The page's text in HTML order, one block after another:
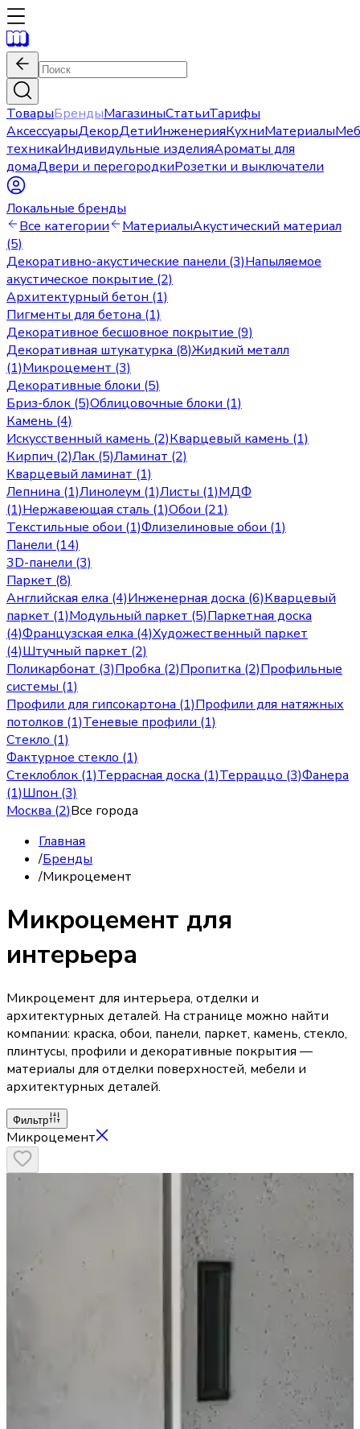
ТоварыБрендыМагазиныСтатьиТарифы
АксессуарыДекорДетиИнженерияКухниМатериалы
техникаИндивидульные изделияАроматы для
домаДвери и перегородкиРозетки и выключатели
Локальные бренды
Все категории
МатериалыАкустический материал
(5)
Декоративно-акустические панели (3)Напыляемое
акустическое покрытие (2)
Архитектурный бетон (1)
Пигменты для бетона (1)
Декоративное бесшовное покрытие (9)
Декоративная штукатурка (8)Жидкий металл
(1)Микроцемент (3)
Декоративные блоки (5)
Бриз-блок (5)Облицовочные блоки (1)
Камень (4)
Искусственный камень (2)Кварцевый камень (1)
Кирпич (2)Лак (5)Ламинат (2)
Кварцевый ламинат (1)
Лепнина (1)Линолеум (1)Листы (1)МДФ
(1)Нержавеющая сталь (1)Обои (21)
Текстильные обои (1)Флизелиновые обои (1)
Панели (14)
3D-панели (3)
Паркет (8)
Английская елка (4)Инженерная доска (6)Кварцевый
паркет (1)Модульный паркет (5)Паркетная доска
(4)Французская елка (4)Художественный паркет
(4)Штучный паркет (2)
Поликарбонат (3)Пробка (2)Пропитка (2)Профильные
системы (1)
Профили для гипсокартона (1)Профили для натяжных
потолков (1)Теневые профили (1)
Стекло (1)
Фактурное стекло (1)
Стеклоблок (1)Террасная доска (1)Терраццо (3)Фанера
(1)Шпон (3)
Москва (2)Все города
Главная
/Бренды
/Микроцемент
Микроцемент для
интерьера
Микроцемент для интерьера, отделки и
архитектурных деталей. На странице можно найти
компании: краска, обои, панели, паркет, камень, стекло,
плинтусы, профили и декоративные покрытия —
материалы для отделки поверхностей, мебели и
архитектурных деталей.
Фильтр
Микроцемент